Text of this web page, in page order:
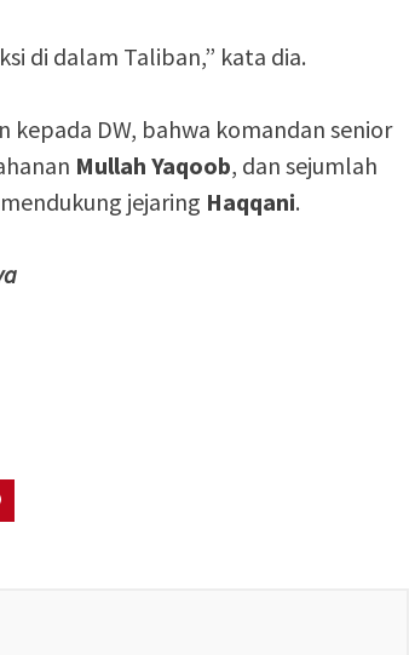
di dalam Taliban,” kata dia.
DW, bahwa komandan senior
Mullah Yaqoob, dan sejumlah
jejaring Haqqani.